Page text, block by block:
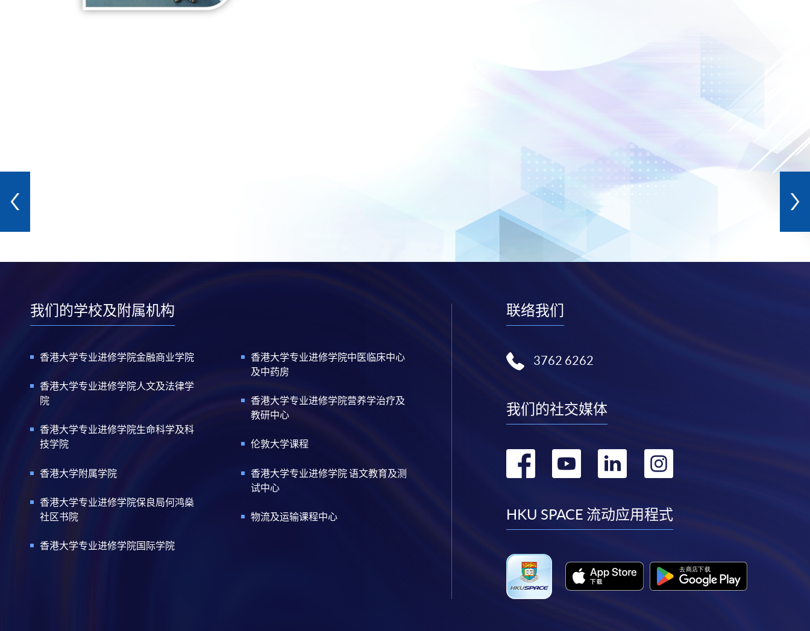
我们的学校及附属机构
香港大学专业进修学院金融商业学院
香港大学专业进修学院人文及法律学
院
香港大学专业进修学院生命科学及科
技学院
香港大学附属学院
香港大学专业进修学院保良局何鸿燊
社区书院
香港大学专业进修学院国际学院
香港大学专业进修学院中医临床中心
及中药房
香港大学专业进修学院营养学治疗及
教研中心
伦敦大学课程
香港大学专业进修学院 语文教育及测
试中心
物流及运输课程中心
联络我们
3762 6262
我们的社交媒体
转
facebook
转
youtube
转
linkedin
转
instagram
HKU SPACE 流动应用程式